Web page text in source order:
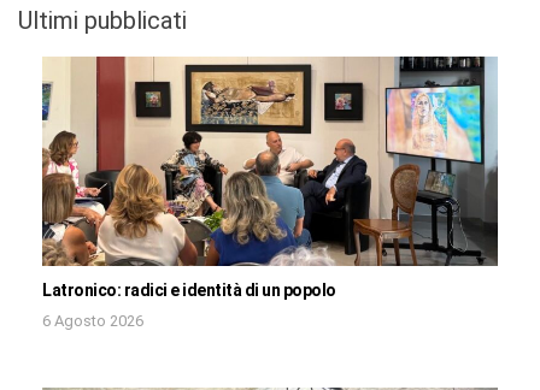
Ultimi pubblicati
Latronico: radici e identità di un popolo
6 Agosto 2026